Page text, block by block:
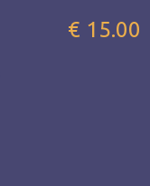
€ 15.00